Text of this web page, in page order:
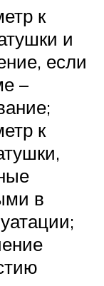
к
и
если
–
к
в